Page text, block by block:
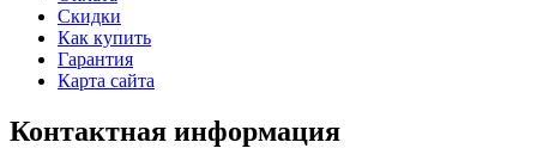
Скидки
Как купить
Гарантия
Карта сайта
Контактная информация